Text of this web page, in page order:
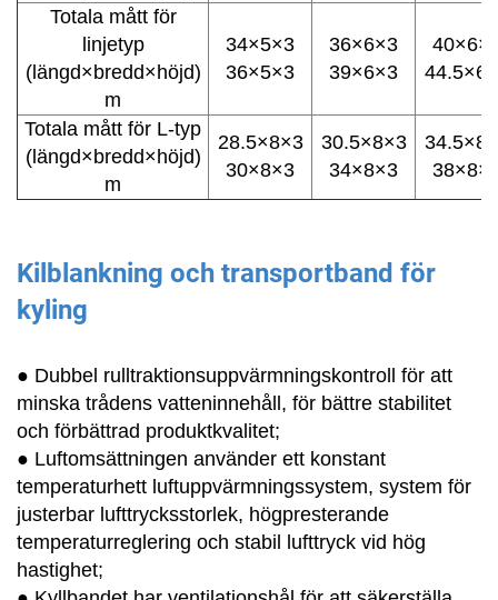
Totala mått för
linjetyp
(längd×bredd×höjd)
m
34×5×3
36×5×3
36×6×3
39×6×3
Totala mått för L-typ
(längd×bredd×höjd)
m
28.5×8×3
30×8×3
30.5×8×3
34×8×3
Kilblankning och transportband för
kyling
● Dubbel rulltraktionsuppvärmningskontroll för att
minska trådens vatteninnehåll, för bättre stabilitet
och förbättrad produktkvalitet;
● Luftomsättningen använder ett konstant
temperaturhett luftuppvärmningssystem, system för
justerbar lufttrycksstorlek, högpresterande
temperaturreglering och stabil lufttryck vid hög
hastighet;